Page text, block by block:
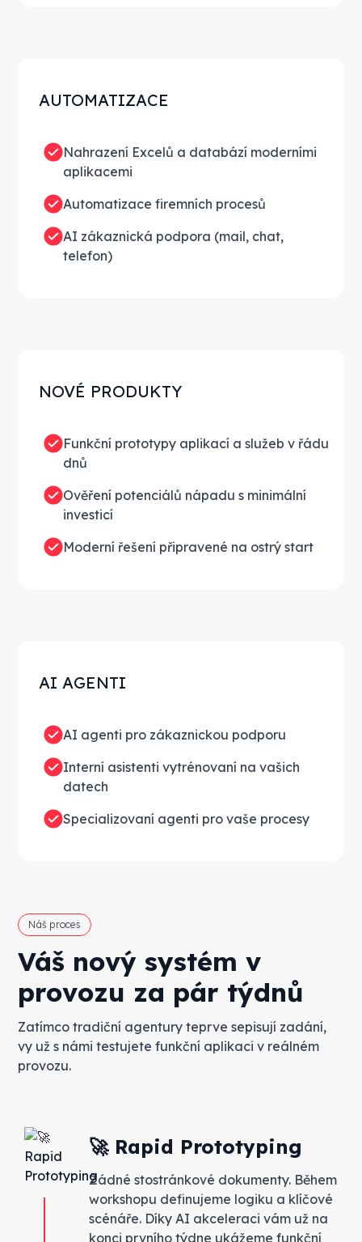
AUTOMATIZACE
Nahrazení Excelů a databází moderními
aplikacemi
Automatizace firemních procesů
AI zákaznická podpora (mail, chat,
telefon)
NOVÉ PRODUKTY
Funkční prototypy aplikací a služeb v řádu
dnů
Ověření potenciálů nápadu s minimální
investicí
Moderní řešení připravené na ostrý start
AI AGENTI
AI agenti pro zákaznickou podporu
Interní asistenti vytrénovaní na vašich
datech
Specializovaní agenti pro vaše procesy
Náš proces
Váš nový systém v
provozu za pár týdnů
Zatímco tradiční agentury teprve sepisují zadání,
vy už s námi testujete funkční aplikaci v reálném
provozu.
🚀 Rapid Prototyping
Žádné stostránkové dokumenty. Během
workshopu definujeme logiku a klíčové
scénáře. Díky AI akceleraci vám už na
konci prvního týdne ukážeme funkční